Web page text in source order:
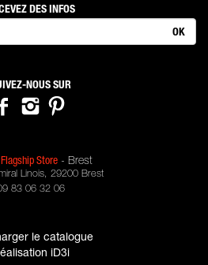
DES INFOS
OK
NOUS SUR
Flagship Store- Brest
Linois, 29200 Brest
83 06 32 06
le catalogue
iD3i